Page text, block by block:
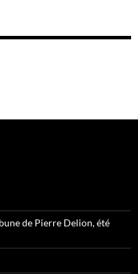
de Pierre Delion, été